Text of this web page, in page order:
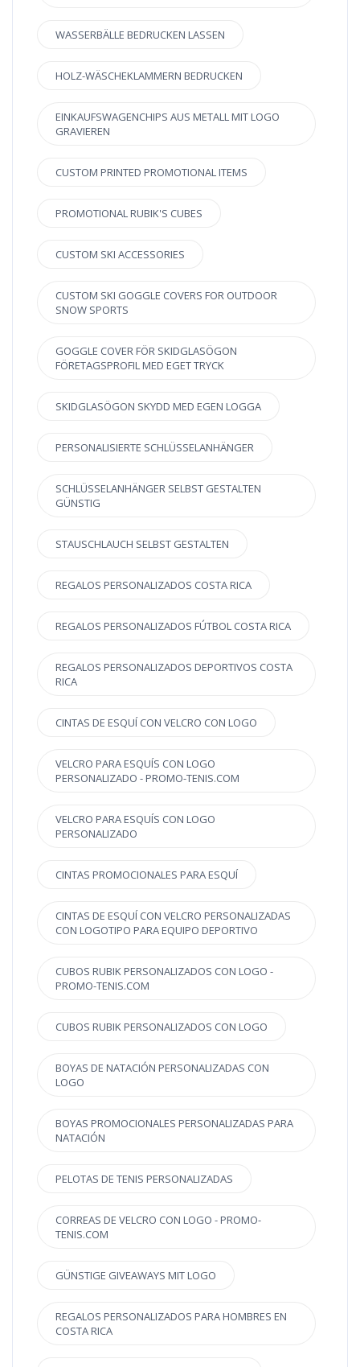
WASSERBÄLLE BEDRUCKEN LASSEN
HOLZ-WÄSCHEKLAMMERN BEDRUCKEN
EINKAUFSWAGENCHIPS AUS METALL MIT LOGO
GRAVIEREN
CUSTOM PRINTED PROMOTIONAL ITEMS
PROMOTIONAL RUBIK'S CUBES
CUSTOM SKI ACCESSORIES
CUSTOM SKI GOGGLE COVERS FOR OUTDOOR
SNOW SPORTS
GOGGLE COVER FÖR SKIDGLASÖGON
FÖRETAGSPROFIL MED EGET TRYCK
SKIDGLASÖGON SKYDD MED EGEN LOGGA
PERSONALISIERTE SCHLÜSSELANHÄNGER
SCHLÜSSELANHÄNGER SELBST GESTALTEN
GÜNSTIG
STAUSCHLAUCH SELBST GESTALTEN
REGALOS PERSONALIZADOS COSTA RICA
REGALOS PERSONALIZADOS FÚTBOL COSTA RICA
REGALOS PERSONALIZADOS DEPORTIVOS COSTA
RICA
CINTAS DE ESQUÍ CON VELCRO CON LOGO
VELCRO PARA ESQUÍS CON LOGO
PERSONALIZADO - PROMO-TENIS.COM
VELCRO PARA ESQUÍS CON LOGO
PERSONALIZADO
CINTAS PROMOCIONALES PARA ESQUÍ
CINTAS DE ESQUÍ CON VELCRO PERSONALIZADAS
CON LOGOTIPO PARA EQUIPO DEPORTIVO
CUBOS RUBIK PERSONALIZADOS CON LOGO -
PROMO-TENIS.COM
CUBOS RUBIK PERSONALIZADOS CON LOGO
BOYAS DE NATACIÓN PERSONALIZADAS CON
LOGO
BOYAS PROMOCIONALES PERSONALIZADAS PARA
NATACIÓN
PELOTAS DE TENIS PERSONALIZADAS
CORREAS DE VELCRO CON LOGO - PROMO-
TENIS.COM
GÜNSTIGE GIVEAWAYS MIT LOGO
REGALOS PERSONALIZADOS PARA HOMBRES EN
COSTA RICA